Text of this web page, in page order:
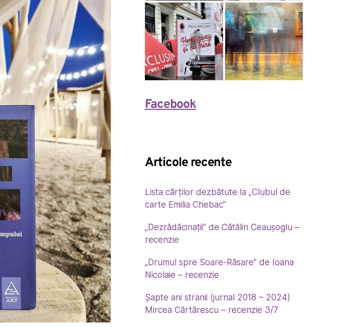
Facebook
Articole recente
Lista cărților dezbătute la „Clubul de
carte Emilia Chebac”
„Dezrădăcinații” de Cătălin Ceaușoglu –
recenzie
„Drumul spre Soare-Răsare” de Ioana
Nicolaie – recenzie
Șapte ani stranii (jurnal 2018 – 2024)
Mircea Cărtărescu – recenzie 3/7